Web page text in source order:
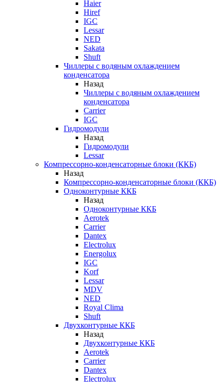
Haier
Hiref
IGC
Lessar
NED
Sakata
Shuft
Чиллеры с водяным охлаждением
конденсатора
Назад
Чиллеры с водяным охлаждением
конденсатора
Carrier
IGC
Гидромодули
Назад
Гидромодули
Lessar
Компрессорно-конденсаторные блоки (ККБ)
Назад
Компрессорно-конденсаторные блоки (ККБ)
Одноконтурные ККБ
Назад
Одноконтурные ККБ
Aerotek
Carrier
Dantex
Electrolux
Energolux
IGC
Korf
Lessar
MDV
NED
Royal Clima
Shuft
Двухконтурные ККБ
Назад
Двухконтурные ККБ
Aerotek
Carrier
Dantex
Electrolux